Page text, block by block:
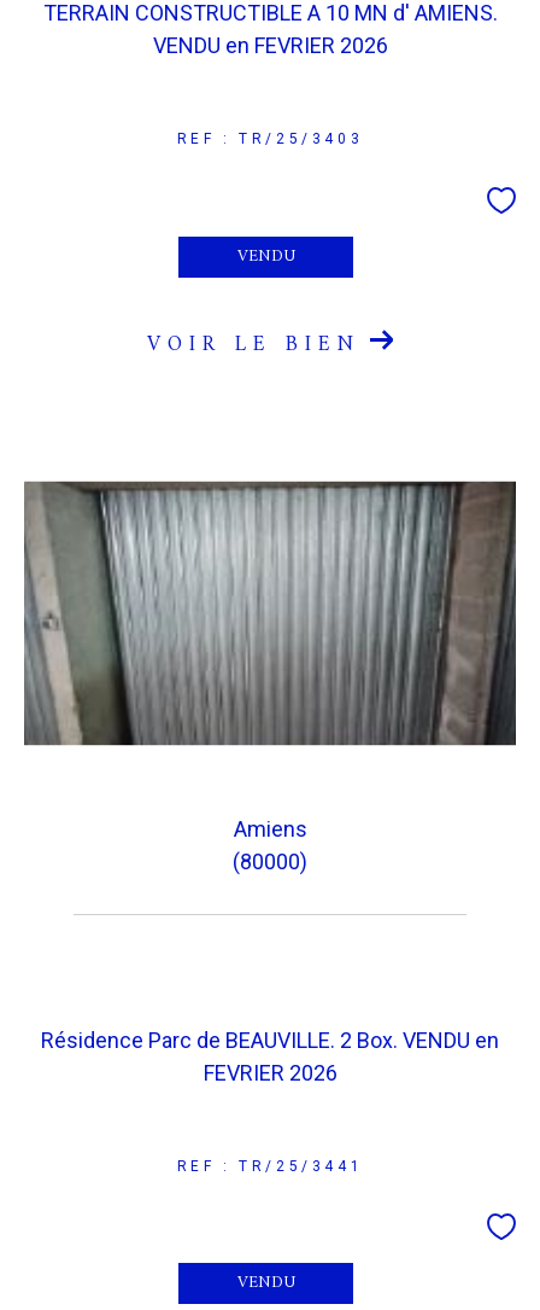
TERRAIN CONSTRUCTIBLE A 10 MN d' AMIENS.
VENDU en FEVRIER 2026
REF : TR/25/3403
VENDU
VOIR LE BIEN
Amiens
(80000)
Résidence Parc de BEAUVILLE. 2 Box. VENDU en
FEVRIER 2026
REF : TR/25/3441
VENDU
COUPS DE COEUR EXCLUSIVITÉS
NOUVEAUTÉS